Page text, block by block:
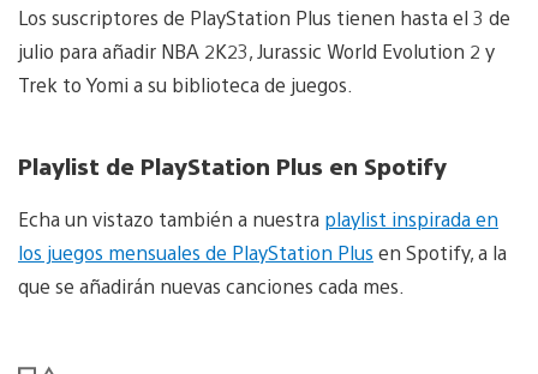
Los suscriptores de PlayStation Plus tienen hasta el 3 de
julio para añadir NBA 2K23, Jurassic World Evolution 2 y
Trek to Yomi a su biblioteca de juegos.
Playlist de PlayStation Plus en Spotify
Echa un vistazo también a nuestra playlist inspirada en
los juegos mensuales de PlayStation Plus en Spotify, a la
que se añadirán nuevas canciones cada mes.